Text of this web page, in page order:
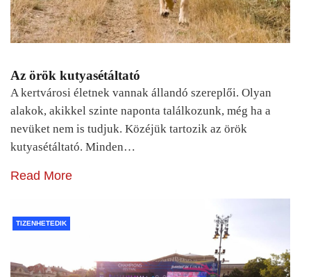
Az örök kutyasétáltató
A kertvárosi életnek vannak állandó szereplői. Olyan
alakok, akikkel szinte naponta találkozunk, még ha a
nevüket nem is tudjuk. Közéjük tartozik az örök
kutyasétáltató. Minden…
Read More
TIZENHETEDIK